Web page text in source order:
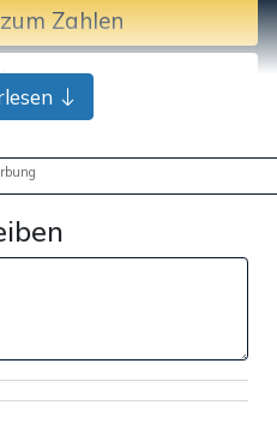
Zahlen